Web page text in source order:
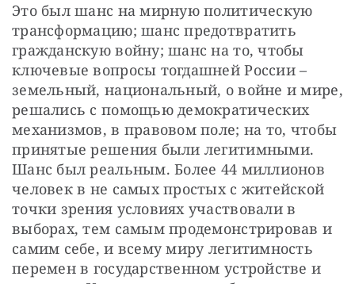
Это был шанс на мирную политическую
трансформацию; шанс предотвратить
гражданскую войну; шанс на то, чтобы
ключевые вопросы тогдашней России –
земельный, национальный, о войне и мире,
решались с помощью демократических
механизмов, в правовом поле; на то, чтобы
принятые решения были легитимными.
Шанс был реальным. Более 44 миллионов
человек в не самых простых с житейской
точки зрения условиях участвовали в
выборах, тем самым продемонстрировав и
самим себе, и всему миру легитимность
перемен в государственном устройстве и